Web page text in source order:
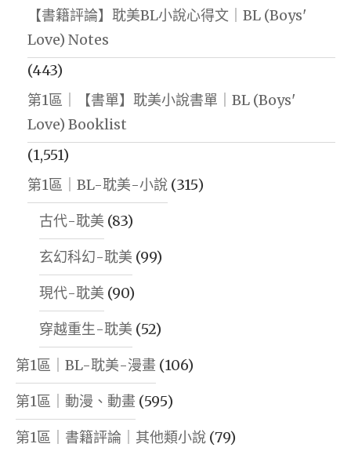
【書籍評論】耽美BL小說心得文｜BL (Boys'
Love) Notes
(443)
第1區｜【書單】耽美小說書單｜BL (Boys'
Love) Booklist
(1,551)
第1區｜BL-耽美-小說 (315)
古代-耽美 (83)
玄幻科幻-耽美 (99)
現代-耽美 (90)
穿越重生-耽美 (52)
第1區｜BL-耽美-漫畫 (106)
第1區｜動漫、動畫 (595)
第1區｜書籍評論｜其他類小說 (79)